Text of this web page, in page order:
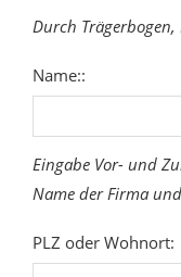
Durch
Name::
Eingabe Vor- und
Name der Firma
PLZ oder Wohnort: